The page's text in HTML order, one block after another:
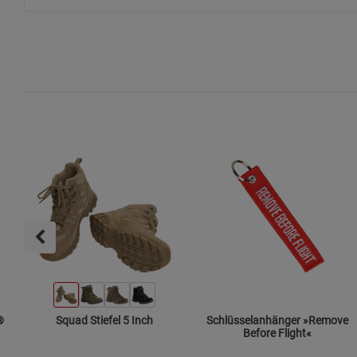
Squad Stiefel 5 Inch
Schlüsselanhänger »Remove
Before Flight«